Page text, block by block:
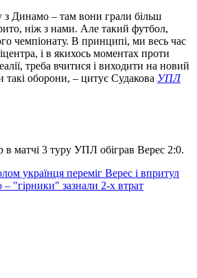
Динамо – там вони грали більш
ніж з нами. Але такий футбол,
чемпіонату. В принципі, ми весь час
і в якихось моментах проти
треба вчитися і виходити на новий
такі оборони, – цитує Судакова УПЛ
матчі 3 туру УПЛ обіграв Верес 2:0.
українця переміг Верес і впритул
"гірники" зазнали 2-х втрат